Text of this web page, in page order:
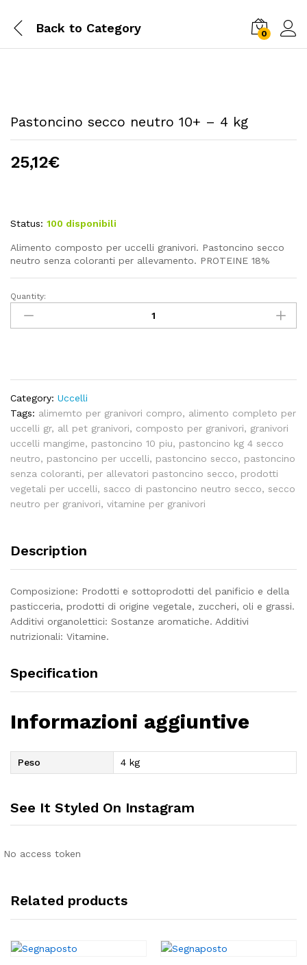
Back to Category 0
Pastoncino secco neutro 10+ – 4 kg
25,12€
Status: 100 disponibili
Alimento composto per uccelli granivori. Pastoncino secco
neutro senza coloranti per allevamento. PROTEINE 18%
Pastoncino
secco
neutro
quantity
Quantity:
Category: Uccelli
Tags: alimemto per granivori compro, alimento completo per
uccelli gr, all pet granivori, composto per granivori, granivori
uccelli mangime, pastoncino 10 piu, pastoncino kg 4 secco
neutro, pastoncino per uccelli, pastoncino secco, pastoncino
senza coloranti, per allevatori pastoncino secco, prodotti
vegetali per uccelli, sacco di pastoncino neutro secco, secco
neutro per granivori, vitamine per granivori
Description
Composizione: Prodotti e sottoprodotti del panificio e della
pasticceria, prodotti di origine vegetale, zuccheri, oli e grassi.
Additivi organolettici: Sostanze aromatiche. Additivi
nutrizionali: Vitamine.
Specification
Informazioni aggiuntive
Peso 4 kg
See It Styled On Instagram
No access token
Related products